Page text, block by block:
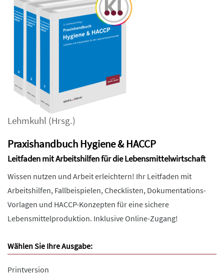
Lehmkuhl (Hrsg.)
Praxishandbuch Hygiene & HACCP
Leitfaden mit Arbeitshilfen für die Lebensmittelwirtschaft
Wissen nutzen und Arbeit erleichtern! Ihr Leitfaden mit
Arbeitshilfen, Fallbeispielen, Checklisten, Dokumentations-
Vorlagen und HACCP-Konzepten für eine sichere
Lebensmittelproduktion. Inklusive Online-Zugang!
Wählen Sie Ihre Ausgabe:
Printversion